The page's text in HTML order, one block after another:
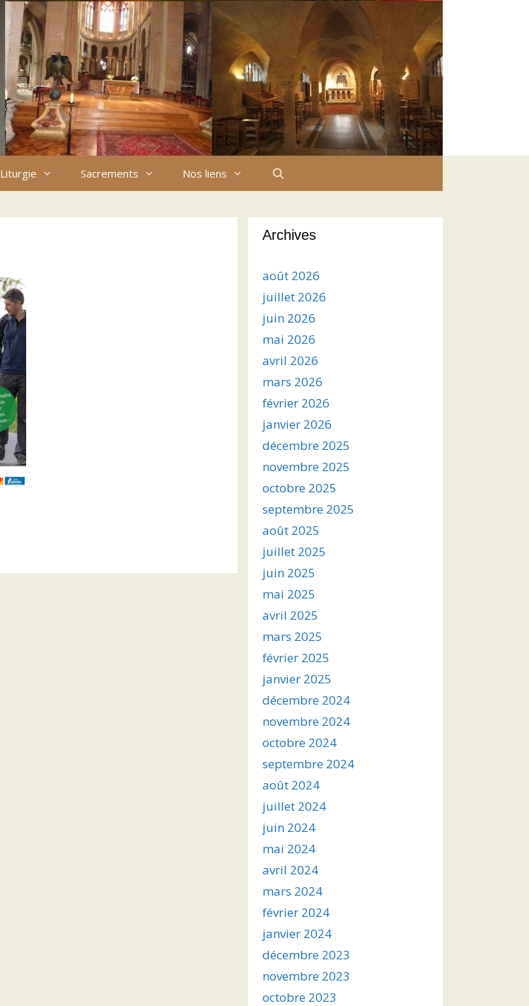
Liturgie Sacrements
Nos liens
Archives
août 2026
juillet 2026
juin 2026
mai 2026
avril 2026
mars 2026
février 2026
janvier 2026
décembre 2025
novembre 2025
octobre 2025
septembre 2025
août 2025
juillet 2025
juin 2025
mai 2025
avril 2025
mars 2025
février 2025
janvier 2025
décembre 2024
novembre 2024
octobre 2024
septembre 2024
août 2024
juillet 2024
juin 2024
mai 2024
avril 2024
mars 2024
février 2024
janvier 2024
décembre 2023
novembre 2023
octobre 2023